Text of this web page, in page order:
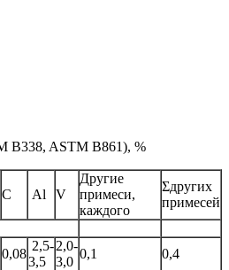
B338, ASTM B861), %
C Al V
Другие
примеси,
каждого
Σдругих
примесей
0,08
2,5-
3,5
2,0-
3,0
0,1 0,4